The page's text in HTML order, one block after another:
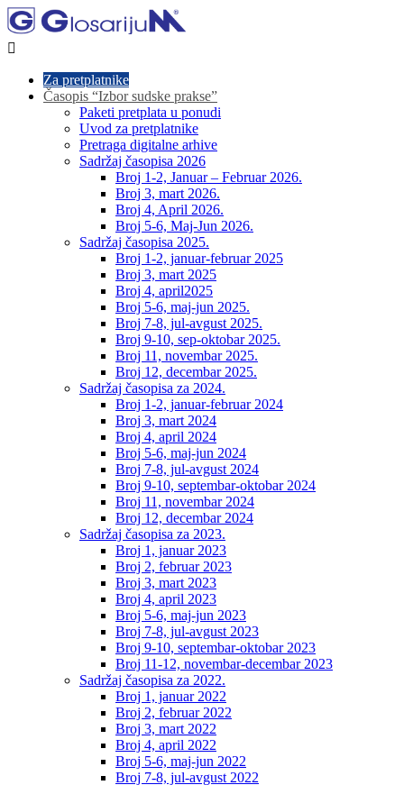

Za pretplatnike
Časopis “Izbor sudske prakse”
Paketi pretplata u ponudi
Uvod za pretplatnike
Pretraga digitalne arhive
Sadržaj časopisa 2026
Broj 1-2, Januar – Februar 2026.
Broj 3, mart 2026.
Broj 4, April 2026.
Broj 5-6, Maj-Jun 2026.
Sadržaj časopisa 2025.
Broj 1-2, januar-februar 2025
Broj 3, mart 2025
Broj 4, april2025
Broj 5-6, maj-jun 2025.
Broj 7-8, jul-avgust 2025.
Broj 9-10, sep-oktobar 2025.
Broj 11, novembar 2025.
Broj 12, decembar 2025.
Sadržaj časopisa za 2024.
Broj 1-2, januar-februar 2024
Broj 3, mart 2024
Broj 4, april 2024
Broj 5-6, maj-jun 2024
Broj 7-8, jul-avgust 2024
Broj 9-10, septembar-oktobar 2024
Broj 11, novembar 2024
Broj 12, decembar 2024
Sadržaj časopisa za 2023.
Broj 1, januar 2023
Broj 2, februar 2023
Broj 3, mart 2023
Broj 4, april 2023
Broj 5-6, maj-jun 2023
Broj 7-8, jul-avgust 2023
Broj 9-10, septembar-oktobar 2023
Broj 11-12, novembar-decembar 2023
Sadržaj časopisa za 2022.
Broj 1, januar 2022
Broj 2, februar 2022
Broj 3, mart 2022
Broj 4, april 2022
Broj 5-6, maj-jun 2022
Broj 7-8, jul-avgust 2022